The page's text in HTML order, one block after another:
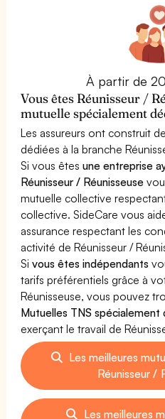
À partir de
Vous êtes Réunisseur /
mutuelle spécialement
Les assureurs ont construit
dédiées à la branche
Si vous êtesune entreprise
Réunisseur / Réunisseuse
mutuelle collective
collective. SideCare vous
assurance respectant les
activité de Réunisseur /
Sivous êtes indépendants
tarifs préférentiels grâce à
Réunisseuse, vous pouvez
Mutuelles TNS
exerçant le travail de
Les meilleures
Réunisseur /
Les meilleures